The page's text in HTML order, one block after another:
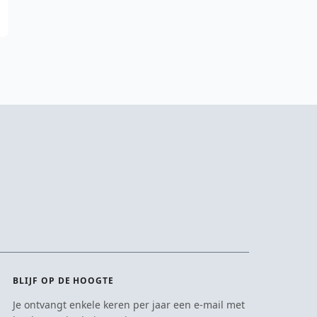
BLIJF OP DE HOOGTE
Je ontvangt enkele keren per jaar een e-mail met